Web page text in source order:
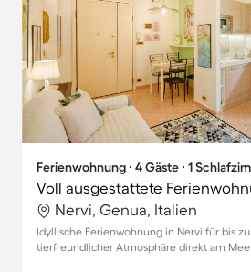
Ferienwohnung ∙ 4 Gäste ∙ 1
Nervi, Genua, Italien
Idyllische Ferienwohnung in Nervi für bis
tierfreundlicher Atmosphäre direkt am